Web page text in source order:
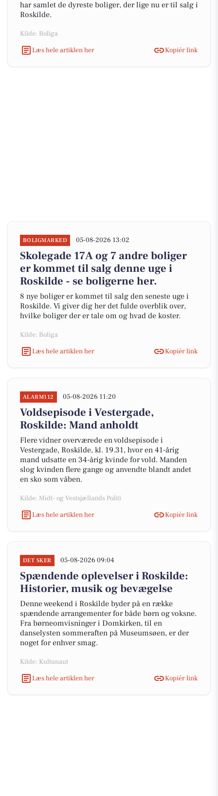
har samlet de dyreste boliger, der lige nu er til salg i
Roskilde.
Kilde: Boliga
Læs hele artiklen her
Kopiér link
BOLIGMARKED 05-08-2026 13:02
Skolegade 17A og 7 andre boliger
er kommet til salg denne uge i
Roskilde - se boligerne her.
8 nye boliger er kommet til salg den seneste uge i
Roskilde. Vi giver dig her det fulde overblik over,
hvilke boliger der er tale om og hvad de koster.
Kilde: Boliga
Læs hele artiklen her
Kopiér link
ALARM112 05-08-2026 11:20
Voldsepisode i Vestergade,
Roskilde: Mand anholdt
Flere vidner overværede en voldsepisode i
Vestergade, Roskilde, kl. 19.31, hvor en 41-årig
mand udsatte en 34-årig kvinde for vold. Manden
slog kvinden flere gange og anvendte blandt andet
en sko som våben.
Kilde: Midt- og Vestsjællands Politi
Læs hele artiklen her
Kopiér link
DET SKER 05-08-2026 09:04
Spændende oplevelser i Roskilde:
Historier, musik og bevægelse
Denne weekend i Roskilde byder på en række
spændende arrangementer for både børn og voksne.
Fra børneomvisninger i Domkirken, til en
danselysten sommeraften på Museumsøen, er der
noget for enhver smag.
Kilde: Kultunaut
Læs hele artiklen her
Kopiér link